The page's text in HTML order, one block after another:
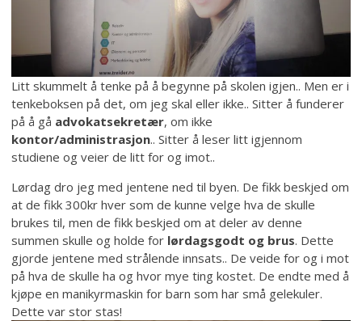
Litt skummelt å tenke på å begynne på skolen igjen.. Men er i
tenkeboksen på det, om jeg skal eller ikke.. Sitter å funderer
på å gå advokatsekretær, om ikke
kontor/administrasjon.. Sitter å leser litt igjennom
studiene og veier de litt for og imot..
Lørdag dro jeg med jentene ned til byen. De fikk beskjed om
at de fikk 300kr hver som de kunne velge hva de skulle
brukes til, men de fikk beskjed om at deler av denne
summen skulle og holde for lørdagsgodt og brus. Dette
gjorde jentene med strålende innsats.. De veide for og i mot
på hva de skulle ha og hvor mye ting kostet. De endte med å
kjøpe en manikyrmaskin for barn som har små gelekuler.
Dette var stor stas!